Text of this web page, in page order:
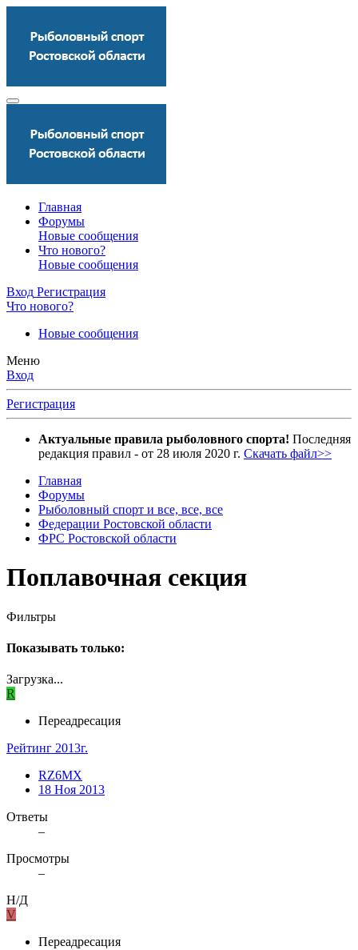
Главная
Форумы
Новые сообщения
Что нового?
Новые сообщения
Вход Регистрация
Что нового?
Новые сообщения
Меню
Вход
Регистрация
Актуальные правила рыболовного спорта! Последняя
редакция правил - от 28 июля 2020 г. Скачать файл>>
Главная
Форумы
Рыболовный спорт и все, все, все
Федерации Ростовской области
ФРС Ростовской области
Поплавочная секция
Фильтры
Показывать только:
Загрузка...
R
Переадресация
Рейтинг 2013г.
RZ6MX
18 Ноя 2013
Ответы
–
Просмотры
–
Н/Д
V
Переадресация